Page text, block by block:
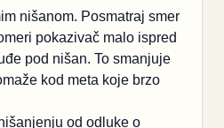
nišanom. Posmatraj smer
pokazivač malo ispred
pod nišan. To smanjuje
kod meta koje brzo
od odluke o